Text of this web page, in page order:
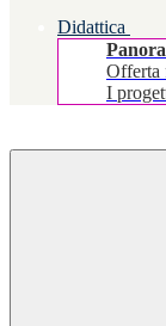
Didattica
Offerta
I